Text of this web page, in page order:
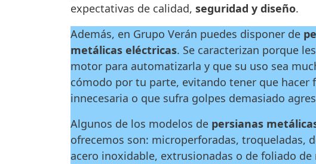
expectativas de calidad, seguridad y diseño.
Además, en Grupo Verán puedes disponer de
metálicas eléctricas. Se caracterizan porque
motor para automatizarla y que su uso sea
cómodo por tu parte, evitando tener que hacer
innecesaria o que sufra golpes demasiado
Algunos de los modelos de persianas
ofrecemos son: microperforadas, troqueladas,
acero inoxidable, extrusionadas o de foliado de